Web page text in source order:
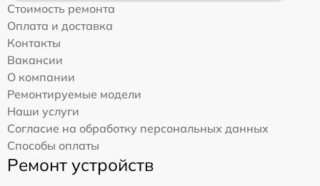
Стоимость ремонта
Оплата и доставка
Контакты
Вакансии
О компании
Ремонтируемые модели
Наши услуги
Согласие на обработку персональных данных
Способы оплаты
Ремонт устройств